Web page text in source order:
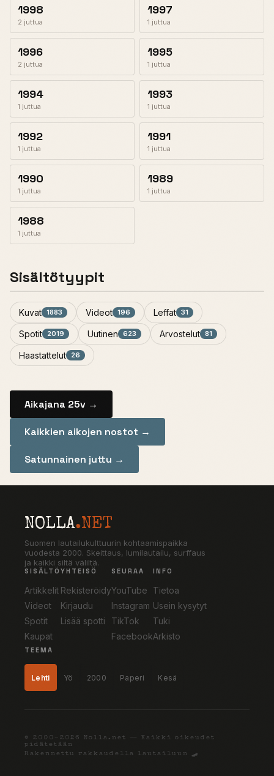
1998
2 juttua
1997
1 juttua
1996
2 juttua
1995
1 juttua
1994
1 juttua
1993
1 juttua
1992
1 juttua
1991
1 juttua
1990
1 juttua
1989
1 juttua
1988
1 juttua
Sisältötyypit
Kuvat 1883 Videot 196 Leffat 31
Spotit 2019 Uutinen 623 Arvostelut 81
Haastattelut 26
Aikajana 25v →
Kaikkien aikojen nostot →
Satunnainen juttu →
NOLLA.NET
Suomen lautailukulttuurin kohtaamispaikka
vuodesta 2000. Skeittaus, lumilautailu, surffaus
ja kaikki siltä väliltä.
SISÄLTÖ
Artikkelit
Videot
Spotit
Kaupat
YHTEISÖ
Rekisteröidy
Kirjaudu
Lisää spotti
SEURAA
YouTube
Instagram
TikTok
Facebook
INFO
Tietoa
Usein kysytyt
Tuki
Arkisto
TEEMA
Lehti Yö 2000 Paperi Kesä
© 2000–2026 Nolla.net — Kaikki oikeudet
pidätetään
Rakennettu rakkaudella lautailuun 🛹